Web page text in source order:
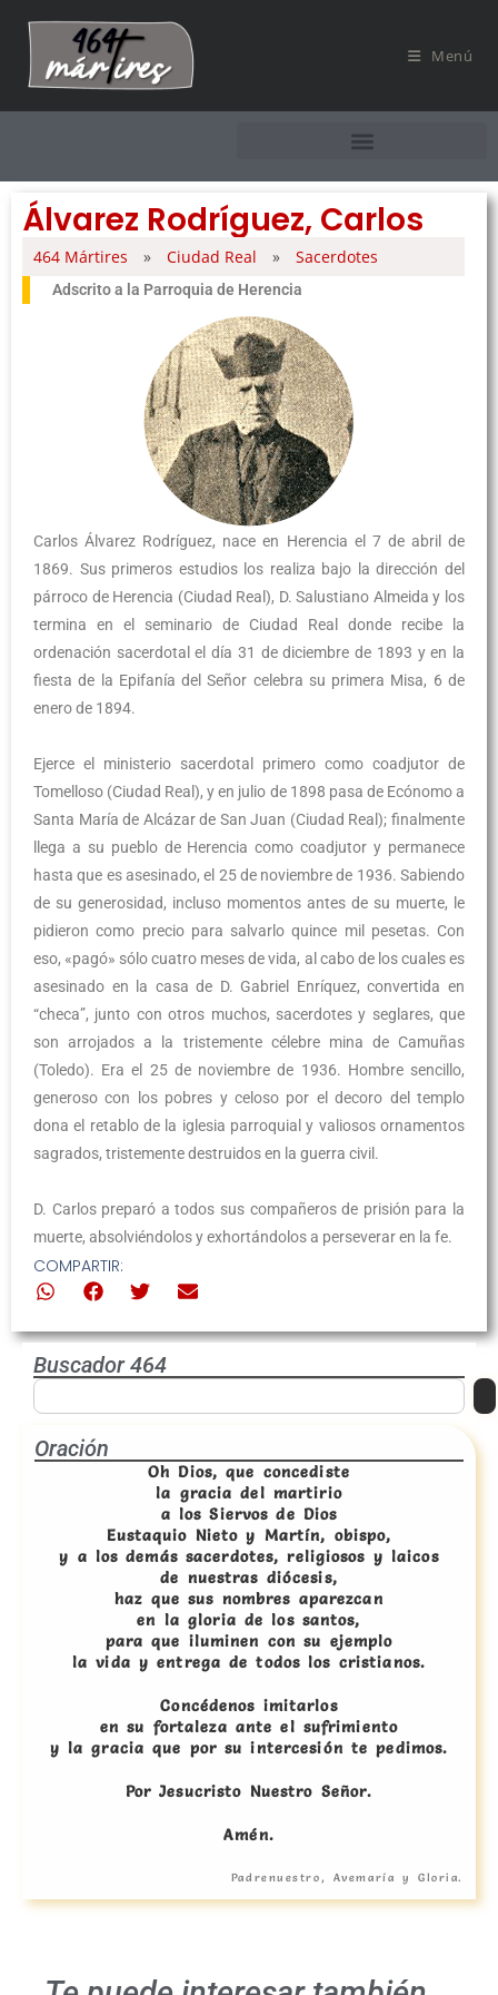
Menú
Álvarez Rodríguez, Carlos
464 Mártires » Ciudad Real » Sacerdotes
Adscrito a la Parroquia de Herencia
Carlos Álvarez Rodríguez, nace en Herencia el 7 de abril de
1869. Sus primeros estudios los realiza bajo la dirección del
párroco de Herencia (Ciudad Real), D. Salustiano Almeida y los
termina en el seminario de Ciudad Real donde recibe la
ordenación sacerdotal el día 31 de diciembre de 1893 y en la
fiesta de la Epifanía del Señor celebra su primera Misa, 6 de
enero de 1894.
Ejerce el ministerio sacerdotal primero como coadjutor de
Tomelloso (Ciudad Real), y en julio de 1898 pasa de Ecónomo a
Santa María de Alcázar de San Juan (Ciudad Real); finalmente
llega a su pueblo de Herencia como coadjutor y permanece
hasta que es asesinado, el 25 de noviembre de 1936. Sabiendo
de su generosidad, incluso momentos antes de su muerte, le
pidieron como precio para salvarlo quince mil pesetas. Con
eso, «pagó» sólo cuatro meses de vida, al cabo de los cuales es
asesinado en la casa de D. Gabriel Enríquez, convertida en
“checa”, junto con otros muchos, sacerdotes y seglares, que
son arrojados a la tristemente célebre mina de Camuñas
(Toledo). Era el 25 de noviembre de 1936. Hombre sencillo,
generoso con los pobres y celoso por el decoro del templo
dona el retablo de la iglesia parroquial y valiosos ornamentos
sagrados, tristemente destruidos en la guerra civil.
D. Carlos preparó a todos sus compañeros de prisión para la
muerte, absolviéndolos y exhortándolos a perseverar en la fe.
COMPARTIR:
Buscador 464
Oración
Oh Dios, que concediste
la gracia del martirio
a los Siervos de Dios
Eustaquio Nieto y Martín, obispo,
y a los demás sacerdotes, religiosos y laicos
de nuestras diócesis,
haz que sus nombres aparezcan
en la gloria de los santos,
para que iluminen con su ejemplo
la vida y entrega de todos los cristianos.
Concédenos imitarlos
en su fortaleza ante el sufrimiento
y la gracia que por su intercesión te pedimos.
Por Jesucristo Nuestro Señor.
Amén.
Padrenuestro, Avemaría y Gloria.